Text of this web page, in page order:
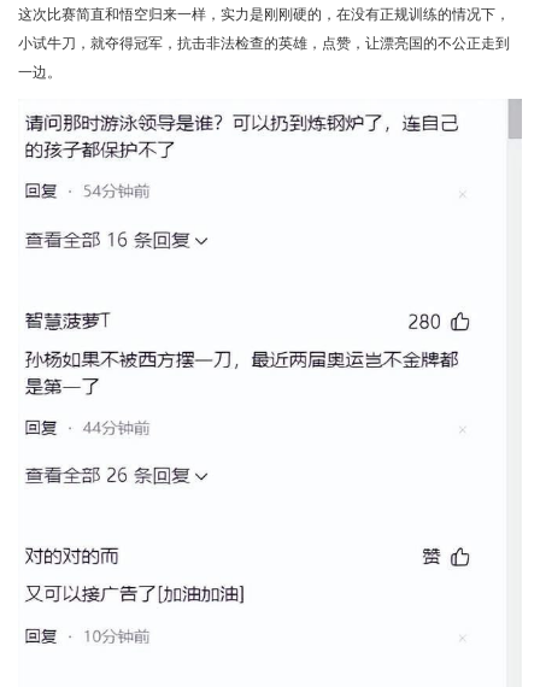
这次比赛简直和悟空归来一样，实力是刚刚硬的，在没有正规训练的情况下，
小试牛刀，就夺得冠军，抗击非法检查的英雄，点赞，让漂亮国的不公正走到
一边。